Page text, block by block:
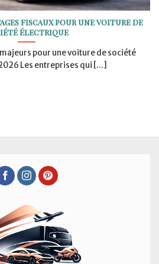
fiscaux pour une voiture de
électrique
pour une voiture de société
Les entreprises qui [...]